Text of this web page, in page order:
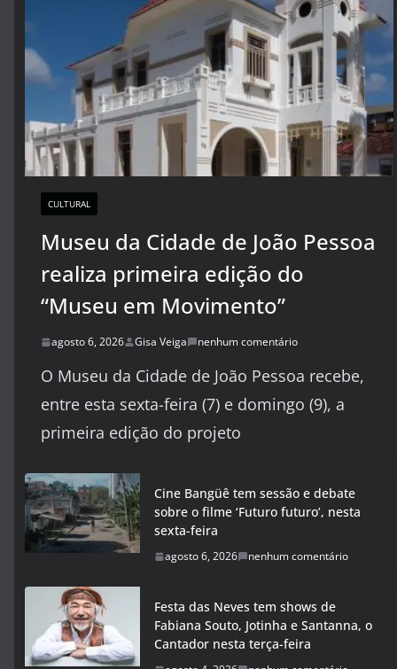
CULTURAL
Museu da Cidade de João Pessoa
realiza primeira edição do
“Museu em Movimento”
agosto 6, 2026 Gisa Veiga nenhum comentário
O Museu da Cidade de João Pessoa recebe,
entre esta sexta-feira (7) e domingo (9), a
primeira edição do projeto
Cine Bangüê tem sessão e debate
sobre o filme ‘Futuro futuro’, nesta
sexta-feira
agosto 6, 2026 nenhum comentário
Festa das Neves tem shows de
Fabiana Souto, Jotinha e Santanna, o
Cantador nesta terça-feira